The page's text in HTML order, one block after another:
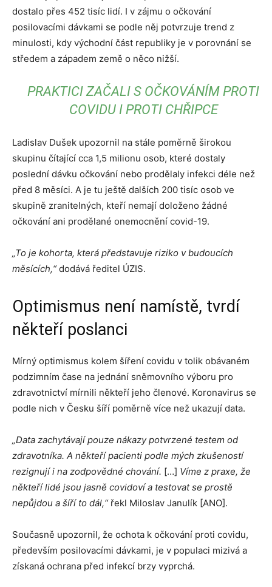
dostalo přes 452 tisíc lidí. I v zájmu o očkování
posilovacími dávkami se podle něj potvrzuje trend z
minulosti, kdy východní část republiky je v porovnání se
středem a západem země o něco nižší.
PRAKTICI ZAČALI S OČKOVÁNÍM PROTI
COVIDU I PROTI CHŘIPCE
Ladislav Dušek upozornil na stále poměrně širokou
skupinu čítající cca 1,5 milionu osob, které dostaly
poslední dávku očkování nebo prodělaly infekci déle než
před 8 měsíci. A je tu ještě dalších 200 tisíc osob ve
skupině zranitelných, kteří nemají doloženo žádné
očkování ani prodělané onemocnění covid-19.
„To je kohorta, která představuje riziko v budoucích
měsících,“dodává ředitel ÚZIS.
Optimismus není namístě, tvrdí
někteří poslanci
Mírný optimismus kolem šíření covidu v tolik obávaném
podzimním čase na jednání sněmovního výboru pro
zdravotnictví mírnili někteří jeho členové. Koronavirus se
podle nich v Česku šíří poměrně více než ukazují data.
„Data zachytávají pouze nákazy potvrzené testem od
zdravotníka. A někteří pacienti podle mých zkušeností
rezignují i na zodpovědné chování. […] Víme z praxe, že
někteří lidé jsou jasně covidoví a testovat se prostě
nepůjdou a šíří to dál,“řekl Miloslav Janulík [ANO].
Současně upozornil, že ochota k očkování proti covidu,
především posilovacími dávkami, je v populaci mizivá a
získaná ochrana před infekcí brzy vyprchá.